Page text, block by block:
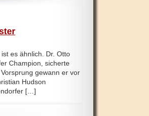
es ähnlich. Dr. Otto
Champion, sicherte
gewann er vor
Hudson
[…]